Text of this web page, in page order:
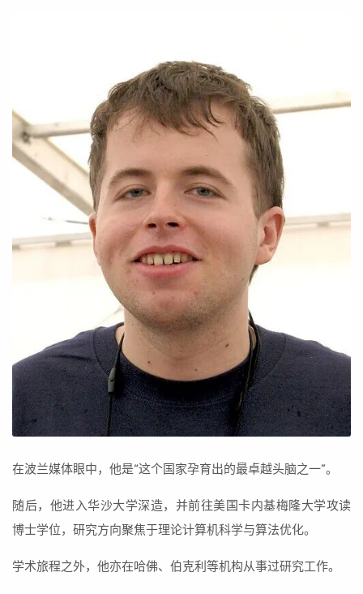
在波兰媒体眼中，他是“这个国家孕育出的最卓越头脑之一”。
随后，他进入华沙大学深造，并前往美国卡内基梅隆大学攻读
博士学位，研究方向聚焦于理论计算机科学与算法优化。
学术旅程之外，他亦在哈佛、伯克利等机构从事过研究工作。